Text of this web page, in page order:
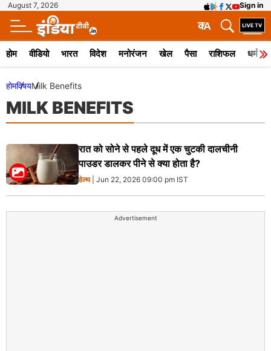
August 7, 2026 Sign in
A
क
होम वीडियो भारत विदेश मनोरंजन खेल पैसा राशिफल धर्म
होमविषयMilk Benefits
MILK BENEFITS
रात को सोने से पहले दूध में एक चुटकी दालचीनी
पाउडर डालकर पीने से क्या होता है?
हेल्थ| Jun 22, 2026 09:00 pm IST
Advertisement